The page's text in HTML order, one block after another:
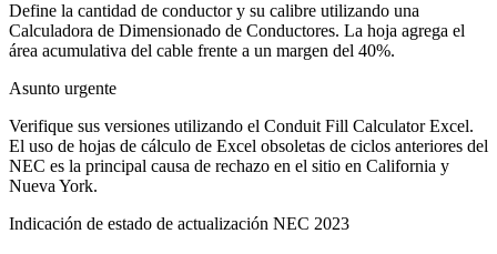
Define la cantidad de conductor y su calibre utilizando una
Calculadora de Dimensionado de Conductores. La hoja agrega el
área acumulativa del cable frente a un margen del 40%.
Asunto urgente
Verifique sus versiones utilizando el Conduit Fill Calculator Excel.
El uso de hojas de cálculo de Excel obsoletas de ciclos anteriores del
NEC es la principal causa de rechazo en el sitio en California y
Nueva York.
Indicación de estado de actualización NEC 2023